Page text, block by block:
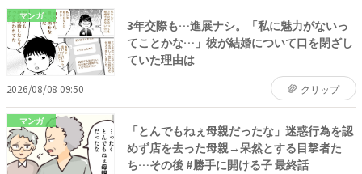
マンガ
3年交際も…進展ナシ。「私に魅力がないっ
てことかな…」彼が結婚について口を閉ざし
ていた理由は
2026/08/08 09:50 クリップ
マンガ
「とんでもねぇ母親だったな」迷惑行為を認
めず店を去った母親→呆然とする目撃者た
ち…その後 #勝手に開ける子 最終話